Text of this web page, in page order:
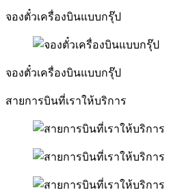
จองตั๋วเครื่องบินแบบกรุ๊ป
จองตั๋วเครื่องบินแบบกรุ๊ป
สายการบินที่เราให้บริการ